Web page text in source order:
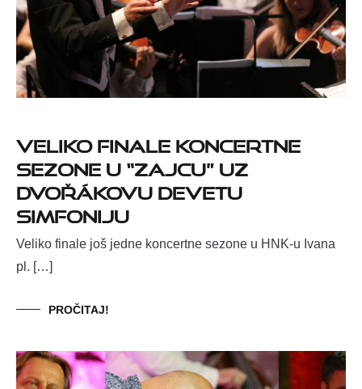
Veliko finale koncertne
sezone u “Zajcu” uz
Dvořákovu Devetu
simfoniju
Veliko finale još jedne koncertne sezone u HNK-u Ivana
pl. […]
PROČITAJ!